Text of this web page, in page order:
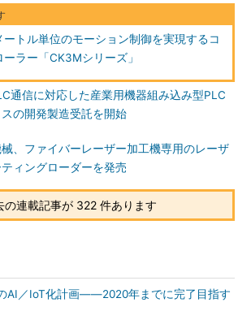
ートル単位のモーション制御を実現するコ
ーラー「CK3Mシリーズ」
通信に対応した産業用機器組み込み型PLC
の開発製造受託を開始
、ファイバーレーザー加工機専用のレーザ
ィングローダーを発売
の連載記事が 322 件あります
AI／IoT化計画――2020年までに完了目指す